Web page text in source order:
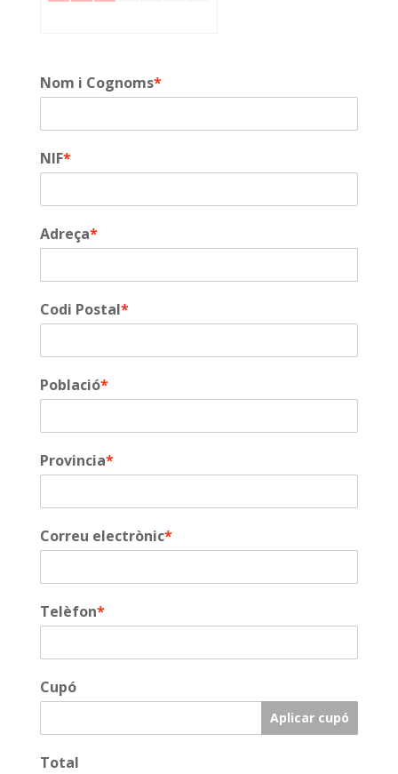
Nom i Cognoms*
NIF*
Adreça*
Codi Postal*
Població*
Provincia*
Correu electrònic*
Telèfon*
Cupó
Aplicar cupó
Total